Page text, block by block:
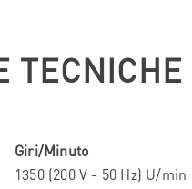
TECNICHE
Giri/Minuto
1350 (200 V - 50 Hz) U/min